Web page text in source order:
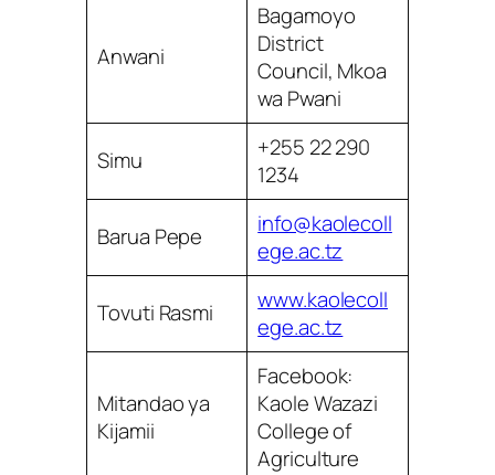
Anwani
Bagamoyo
District
Council, Mkoa
wa Pwani
Simu
+255 22 290
1234
Barua Pepe
info@kaolecoll
ege.ac.tz
Tovuti Rasmi
www.kaolecoll
ege.ac.tz
Mitandao ya
Kijamii
Facebook:
Kaole Wazazi
College of
Agriculture